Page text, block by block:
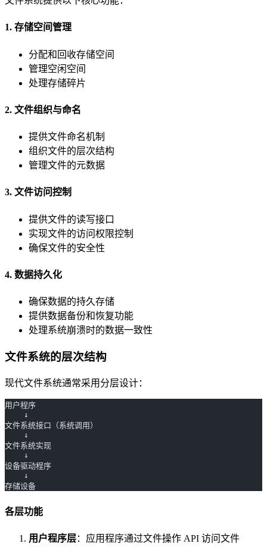
1. 存储空间管理
分配和回收存储空间
管理空闲空间
处理存储碎片
2. 文件组织与命名
提供文件命名机制
组织文件的层次结构
管理文件的元数据
3. 文件访问控制
提供文件的读写接口
实现文件的访问权限控制
确保文件的安全性
4. 数据持久化
确保数据的持久存储
提供数据备份和恢复功能
处理系统崩溃时的数据一致性
文件系统的层次结构
现代文件系统通常采用分层设计：
用户程序
    ↓
文件系统接口（系统调用）
    ↓
文件系统实现
    ↓
设备驱动程序
    ↓
存储设备
各层功能
用户程序层：应用程序通过文件操作 API 访问文件